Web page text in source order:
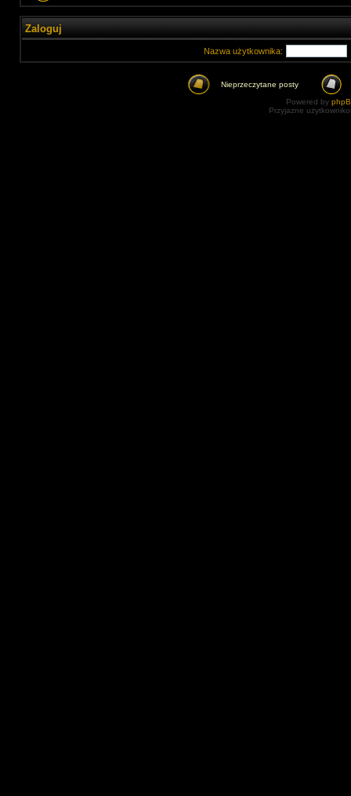
Zaloguj
Nazwa użytkownika:
Nieprzeczytane posty
Powered by
Przyjazne